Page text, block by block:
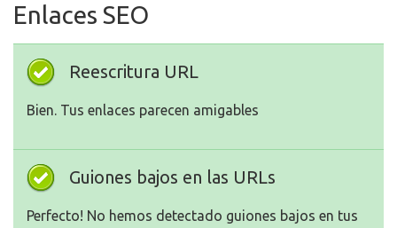
Enlaces SEO
Reescritura URL
Bien. Tus enlaces parecen amigables
Guiones bajos en las URLs
Perfecto! No hemos detectado guiones bajos en tus